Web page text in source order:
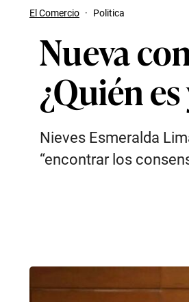
El Comercio · Politica
Nueva
¿Quién
Nieves Esmeralda
“encontrar los